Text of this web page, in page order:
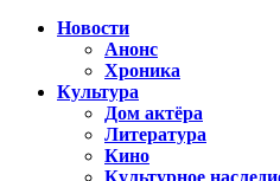
Новости
Анонс
Хроника
Культура
Дом актёра
Литература
Кино